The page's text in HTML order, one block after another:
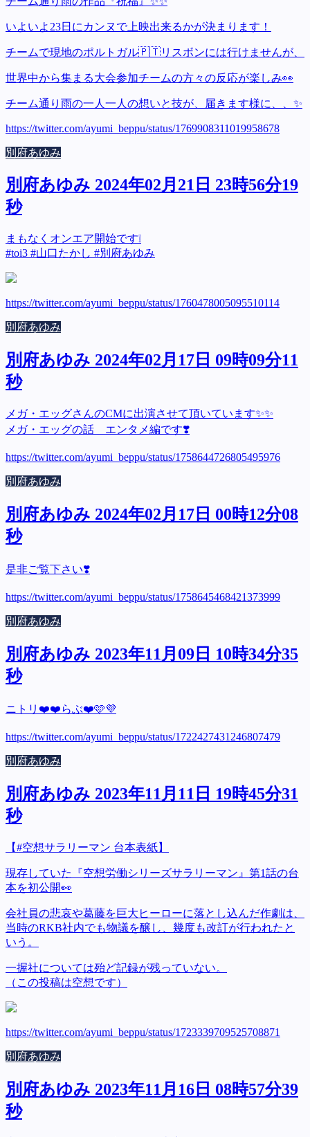
いよいよ23日にカンヌで上映出来るかが決まります！
チームで現地のポルトガル🇵🇹リスボンには行けませんが、
世界中から集まる大会参加チームの方々の反応が楽しみ👀
チーム通り雨の一人一人の想いと技が、届きます様に、、✨
https://twitter.com/ayumi_beppu/status/1769908311019958678
別府あゆみ
別府あゆみ 2024年02月21日 23時56分19
秒
まもなくオンエア開始です❕
#toi3 #山口たかし #別府あゆみ
https://twitter.com/ayumi_beppu/status/1760478005095510114
別府あゆみ
別府あゆみ 2024年02月17日 09時09分11
秒
メガ・エッグさんのCMに出演させて頂いています✨✨
メガ・エッグの話 エンタメ編です❣️
https://twitter.com/ayumi_beppu/status/1758644726805495976
別府あゆみ
別府あゆみ 2024年02月17日 00時12分08
秒
是非ご覧下さい❣️
https://twitter.com/ayumi_beppu/status/1758645468421373999
別府あゆみ
別府あゆみ 2023年11月09日 10時34分35
秒
ニトリ❤️❤️らぶ❤️🩷💜
https://twitter.com/ayumi_beppu/status/1722427431246807479
別府あゆみ
別府あゆみ 2023年11月11日 19時45分31
秒
【#空想サラリーマン 台本表紙】
現存していた『空想労働シリーズサラリーマン』第1話の台
本を初公開👀
会社員の悲哀や葛藤を巨大ヒーローに落とし込んだ作劇は、
当時のRKB社内でも物議を醸し、幾度も改訂が行われたと
いう。
一握社については殆ど記録が残っていない。
（この投稿は空想です）
https://twitter.com/ayumi_beppu/status/1723339709525708871
別府あゆみ
別府あゆみ 2023年11月16日 08時57分39
秒